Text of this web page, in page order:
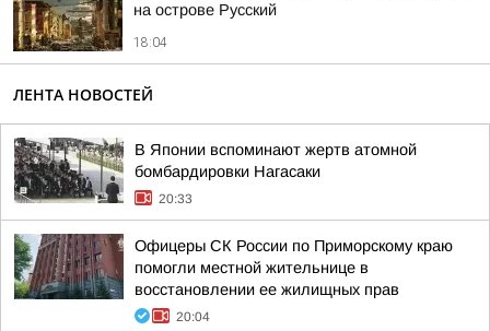
на острове Русский
18:04
ЛЕНТА НОВОСТЕЙ
В Японии вспоминают жертв атомной
бомбардировки Нагасаки
20:33
Офицеры СК России по Приморскому краю
помогли местной жительнице в
восстановлении ее жилищных прав
20:04